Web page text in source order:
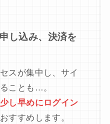
し込み、決済を
スが集中し、サイ
ことも…。
し早めにログイン
すすめします。